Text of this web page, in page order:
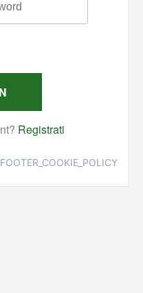
FOOTER_COOKIE_POLICY